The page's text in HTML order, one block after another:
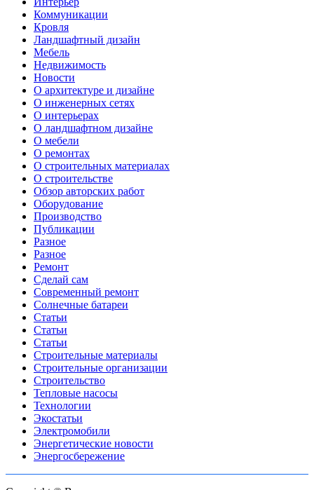
Коммуникации
Кровля
Ландшафтный дизайн
Мебель
Недвижимость
Новости
О архитектуре и дизайне
О инженерных сетях
О интерьерах
О ландшафтном дизайне
О мебели
О ремонтах
О строительных материалах
О строительстве
Обзор авторских работ
Оборудование
Производство
Публикации
Разное
Разное
Ремонт
Сделай сам
Современный ремонт
Солнечные батареи
Статьи
Статьи
Статьи
Строительные материалы
Строительные организации
Строительство
Тепловые насосы
Технологии
Экостатьи
Электромобили
Энергетические новости
Энергосбережение